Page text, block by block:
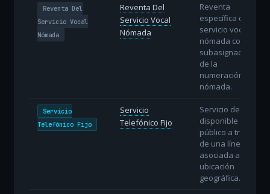
Reventa Del
Servicio Vocal
Nómada
Reventa Del
Servicio Vocal
Nómada
Reventa
específica del
servicio vocal
nómada con
subasignación
de la
numeración
nómada.
Servicio
Telefónico Fijo
Servicio
Telefónico Fijo
Servicio de voz
disponible al
público a través
de una línea fija
asociada a una
ubicación
geográfica.